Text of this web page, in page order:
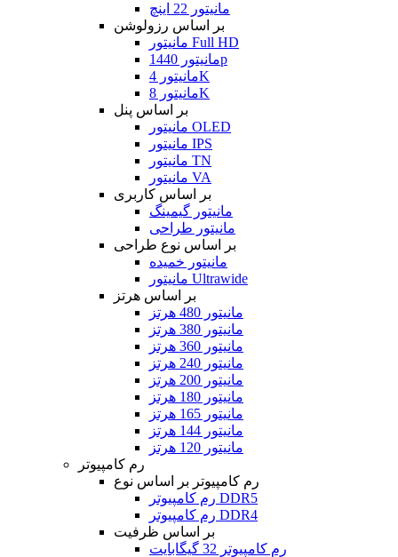
مانیتور 22 اینچ
بر اساس رزولوشن
مانیتور Full HD
مانیتور 1440p
مانیتور 4K
مانیتور 8K
بر اساس پنل
مانیتور OLED
مانیتور IPS
مانیتور TN
مانیتور VA
بر اساس کاربری
مانیتور گیمینگ
مانیتور طراحی
بر اساس نوع طراحی
مانیتور خمیده
مانیتور Ultrawide
بر اساس هرتز
مانیتور 480 هرتز
مانیتور 380 هرتز
مانیتور 360 هرتز
مانیتور 240 هرتز
مانیتور 200 هرتز
مانیتور 180 هرتز
مانیتور 165 هرتز
مانیتور 144 هرتز
مانیتور 120 هرتز
رم کامپیوتر
رم کامپیوتر بر اساس نوع
رم کامپیوتر DDR5
رم کامپیوتر DDR4
بر اساس ظرفیت
رم کامپیوتر 32 گیگابایت